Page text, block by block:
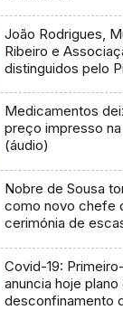
João Rodrigues,
Ribeiro e
distinguidos pelo
Medicamentos
preço impresso
(áudio)
Nobre de Sousa
como novo chefe
cerimónia de
Covid-19:
anuncia hoje plano
desconfinamento